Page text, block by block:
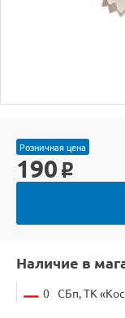
Розничная цена
190 o
Наличие в
0 СБп, ТК